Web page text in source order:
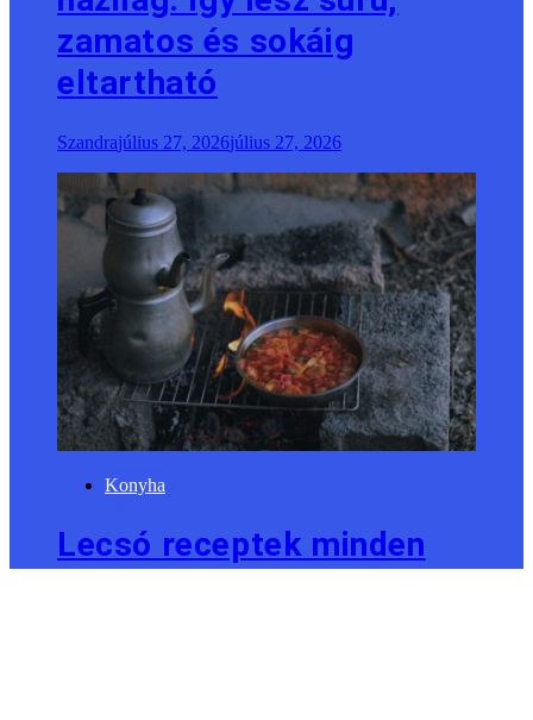
zamatos és sokáig
eltartható
Szandrajúlius 27, 2026július 27, 2026
Konyha
Lecsó receptek minden